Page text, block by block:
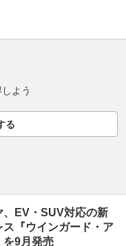
よう
る
、EV・SUV対応の新
『ウインガード・ア
を9月発売